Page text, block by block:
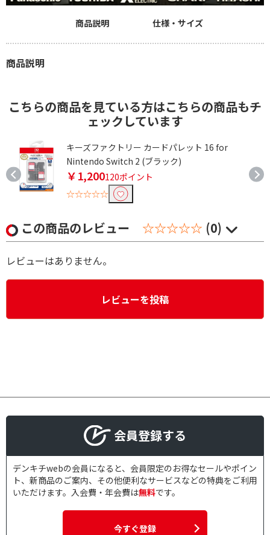
商品説明 仕様・サイズ
商品説明
こちらの商品を見ている方はこちらの商品もチ
ェックしています
キーズファクトリー カードパレット 16 for
Nintendo Switch 2 (ブラック)
￥1,200120ポイント
☆☆☆☆☆
この商品のレビュー ☆☆☆☆☆ (0)
レビューはありません。
レビューを投稿
会員登録する
デンキチwebの会員になると、会員限定のお得なセールやポイン
ト、新商品のご案内、その他便利なサービスなどの特典をご利用
いただけます。入会費・年会費は無料です。
今すぐ登録